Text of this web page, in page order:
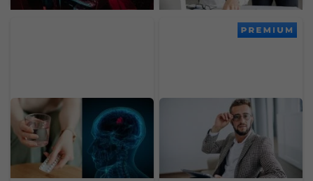
ŠÚKL varuje pred
známymi liekmi. Môžu
zvyšovať riziko
zriedkavého nádoru,
užívajú ich tisíce
Sloveniek
PREMIUM
Odložil som si 70 % mzdy
a investoval 1 900 eur.
Experiment ukázal, čo
návody na bohatstvo
nespomínajú